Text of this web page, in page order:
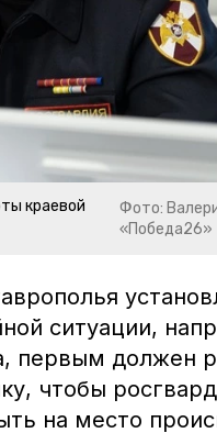
краевой
Фото:
«Победа26»
ситуации,
первым должен
, чтобы
на место